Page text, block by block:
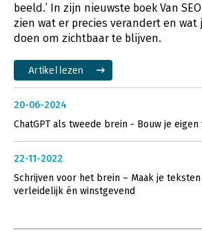
beeld.’ In zijn nieuwste boek Van
zien wat er precies verandert en wat
doen om zichtbaar te blijven.
Artikel lezen
20-06-2024
ChatGPT als tweede brein - Bouw je eigen
22-11-2022
Schrijven voor het brein – Maak je
verleidelijk én winstgevend